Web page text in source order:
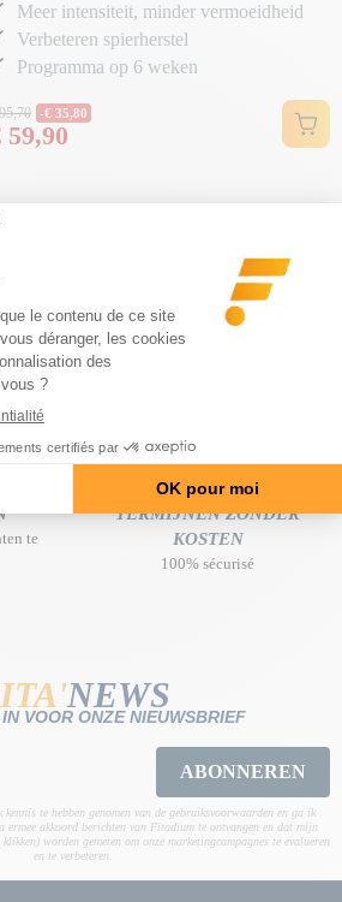
Meer intensiteit, minder vermoeidheid
Verbeteren spierherstel
Programma op 6 weken
prijs
-€ 35,80
59,90
80
DESKUNDIG ADVIES
te
BETALING IN 3 OF 4
TERMIJNEN ZONDER
KOSTEN
100% sécurisé
NEWS
VOOR ONZE NIEUWSBRIEF
ABONNEREN
te hebben genomen van de gebruiksvoorwaarden en ga ik
ermee akkoord berichten van Fitadium te ontvangen en dat mijn
worden gemeten om onze marketingcampagnes te evalueren
en te verbeteren.